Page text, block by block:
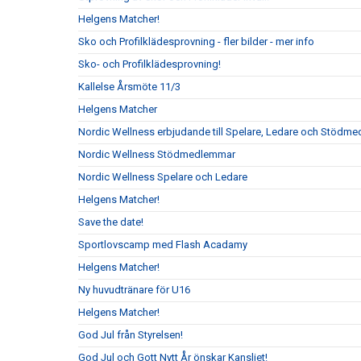
Helgens Matcher!
Sko och Profilklädesprovning - fler bilder - mer info
Sko- och Profilklädesprovning!
Kallelse Årsmöte 11/3
Helgens Matcher
Nordic Wellness erbjudande till Spelare, Ledare och
Nordic Wellness Stödmedlemmar
Nordic Wellness Spelare och Ledare
Helgens Matcher!
Save the date!
Sportlovscamp med Flash Acadamy
Helgens Matcher!
Ny huvudtränare för U16
Helgens Matcher!
God Jul från Styrelsen!
God Jul och Gott Nytt År önskar Kansliet!